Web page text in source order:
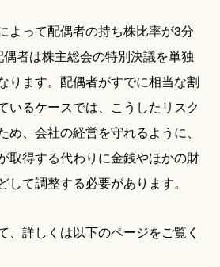
よって配偶者の持ち株比率が3分
者は株主総会の特別決議を単独
ります。配偶者がすでに相当な割
いるケースでは、こうしたリスク
め、会社の経営を守れるように、
取得する代わりに金銭やほかの財
して調整する必要があります。
、詳しくは以下のページをご覧く